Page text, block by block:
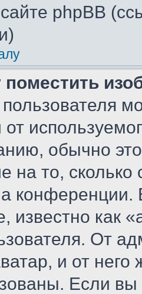
phpBB
поместить
от
обычно это
на то,
известно как
От
и от него
Если